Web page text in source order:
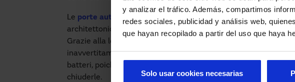
y analizar el tráfico. Además, compartimos
redes sociales, publicidad y análisis web,
que hayan recopilado a partir del uso que haya
Solo usar cookies necesarias
Le porte automatiche
, oltre a facilitare il flusso delle persone
architettoniche nei punti di accesso, contribuisconoa all’
Grazie alla loro natura impediscono sbalzi termici evitando che
inavvertitamente aperta. Inoltre, l’accesso intelligente aiuta a
batteri, poiché le persone non hanno bisogno di toccare le
chiuderle.